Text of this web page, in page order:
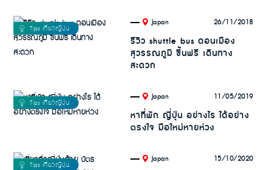
. Japan 26/11/2018
รีวิว shuttle bus ดอนเมือง
สุวรรณภูมิ ขึ้นฟรี เดินทาง
สะดวก
. Japan 11/05/2019
หาที่พัก ญี่ปุ่น อย่างไร ได้อย่าง
ตรงใจ มือใหม่หายห่วง
. Japan 15/10/2020